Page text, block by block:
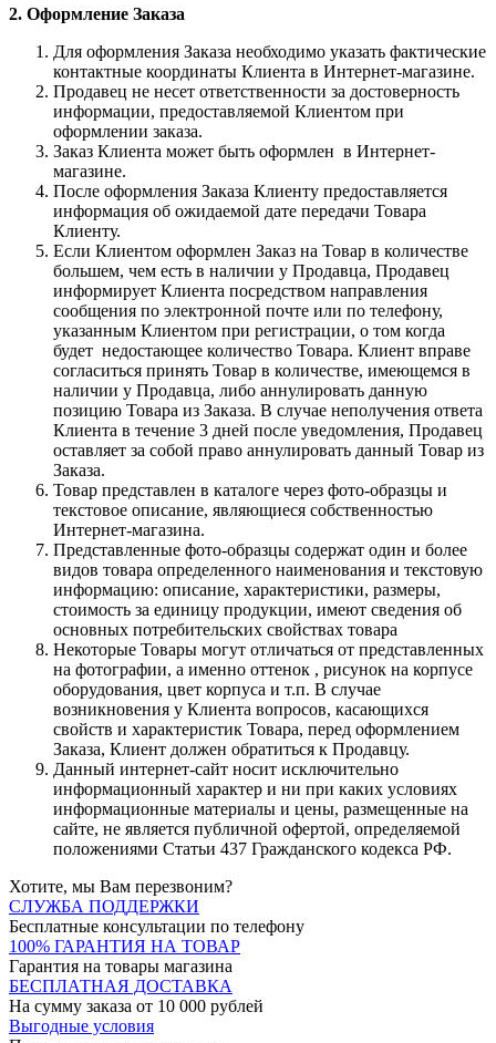
2. Оформление Заказа
Для оформления Заказа необходимо указать фактические
контактные координаты Клиента в Интернет-магазине.
Продавец не несет ответственности за достоверность
информации, предоставляемой Клиентом при
оформлении заказа.
Заказ Клиента может быть оформлен в Интернет-
магазине.
После оформления Заказа Клиенту предоставляется
информация об ожидаемой дате передачи Товара
Клиенту.
Если Клиентом оформлен Заказ на Товар в количестве
большем, чем есть в наличии у Продавца, Продавец
информирует Клиента посредством направления
сообщения по электронной почте или по телефону,
указанным Клиентом при регистрации, о том когда
будет недостающее количество Товара. Клиент вправе
согласиться принять Товар в количестве, имеющемся в
наличии у Продавца, либо аннулировать данную
позицию Товара из Заказа. В случае неполучения ответа
Клиента в течение 3 дней после уведомления, Продавец
оставляет за собой право аннулировать данный Товар из
Заказа.
Товар представлен в каталоге через фото-образцы и
текстовое описание, являющиеся собственностью
Интернет-магазина.
Представленные фото-образцы содержат один и более
видов товара определенного наименования и текстовую
информацию: описание, характеристики, размеры,
стоимость за единицу продукции, имеют сведения об
основных потребительских свойствах товара
Некоторые Товары могут отличаться от представленных
на фотографии, а именно оттенок , рисунок на корпусе
оборудования, цвет корпуса и т.п. В случае
возникновения у Клиента вопросов, касающихся
свойств и характеристик Товара, перед оформлением
Заказа, Клиент должен обратиться к Продавцу.
Данный интернет-сайт носит исключительно
информационный характер и ни при каких условиях
информационные материалы и цены, размещенные на
сайте, не является публичной офертой, определяемой
положениями Статьи 437 Гражданского кодекса РФ.
Хотите, мы Вам перезвоним?
СЛУЖБА ПОДДЕРЖКИ
Бесплатные консультации по телефону
100% ГАРАНТИЯ НА ТОВАР
Гарантия на товары магазина
БЕСПЛАТНАЯ ДОСТАВКА
На сумму заказа от 10 000 рублей
Выгодные условия